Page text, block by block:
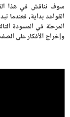
سوف نناقش في هذا
القواعد بداية، فعندما
المرحلة في المسودة
وإخراج الأفكار على